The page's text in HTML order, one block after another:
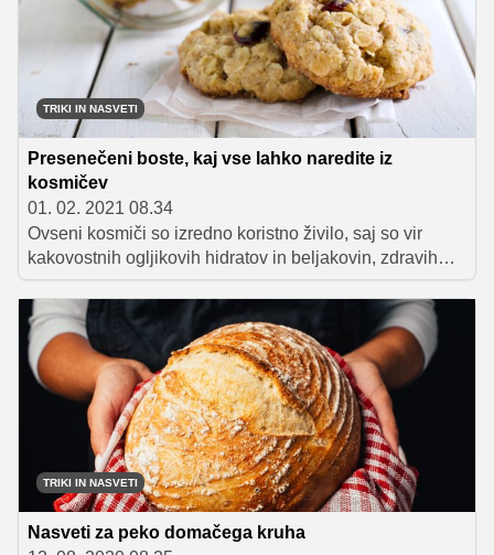
TRIKI IN NASVETI
Presenečeni boste, kaj vse lahko naredite iz
kosmičev
01. 02. 2021 08.34
Ovseni kosmiči so izredno koristno živilo, saj so vir
kakovostnih ogljikovih hidratov in beljakovin, zdravih
maščob, mineralov, kot so magnezij, železo in cink, ter
vitaminov iz skupine B. Polni so vlaknin, celo takšnih, ki
pomagajo zniževati raven holesterola. V prehrano jih
lahko vključimo na kar nekaj načinov.
TRIKI IN NASVETI
Nasveti za peko domačega kruha